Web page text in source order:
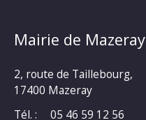
Mairie de Mazeray
2, route de Taillebourg,
17400 Mazeray
Tél. :
05 46 59 12 56